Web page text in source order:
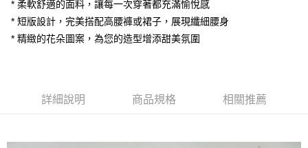
街口支付
相關說明
* 柔軟舒適的面料，讓每一次穿著都充滿愉悅感
* 短版設計，完美搭配高腰褲或裙子，展現纖細腰身
* 精緻的花朵圖案，為您的造型增添甜美氛圍
詳細說明 商品規格 相關推薦